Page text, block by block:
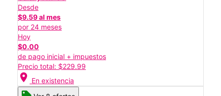
Desde
$9.59 al mes
por 24 meses
Hoy
$0.00
de pago inicial + impuestos
Precio total: $229.99
location_on En existencia